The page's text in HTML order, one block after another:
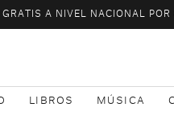
GRATIS A NIVEL NACIONAL
LIBROS MÚSICA